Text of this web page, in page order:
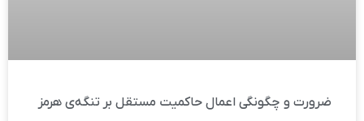
ضرورت و چگونگی اعمال حاکمیت مستقل بر تنگه‌ی هرمز